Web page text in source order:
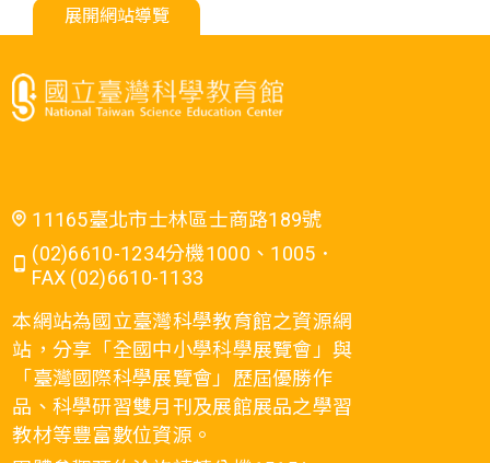
展開網站導覽
11165臺北市士林區士商路189號
(02)6610-1234分機1000、1005．
FAX (02)6610-1133
本網站為國立臺灣科學教育館之資源網
站，分享「全國中小學科學展覽會」與
「臺灣國際科學展覽會」歷屆優勝作
品、科學研習雙月刊及展館展品之學習
教材等豐富數位資源。